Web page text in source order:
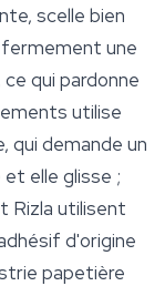
scelle bien
une
qui pardonne
utilise
qui demande un
elle glisse ;
Rizla utilisent
d'origine
papetière